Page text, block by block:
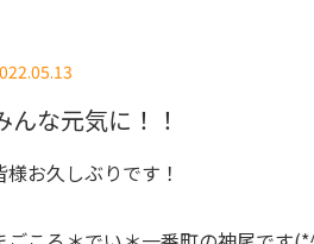
んな元気に！！
様お久しぶりです！